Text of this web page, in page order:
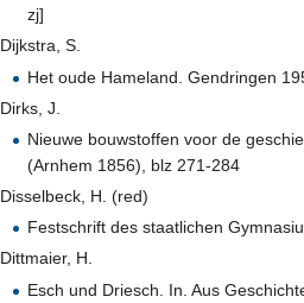
zj]
Dijkstra, S.
Het oude Hameland. Gendringen
Dirks, J.
Nieuwe bouwstoffen voor de
(Arnhem 1856), blz 271-284
Disselbeck, H. (red)
Festschrift des staatlichen
Dittmaier, H.
Esch und Driesch. In. Aus